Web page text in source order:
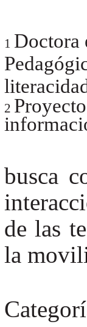
1 Doctora
2
busca
de las
la